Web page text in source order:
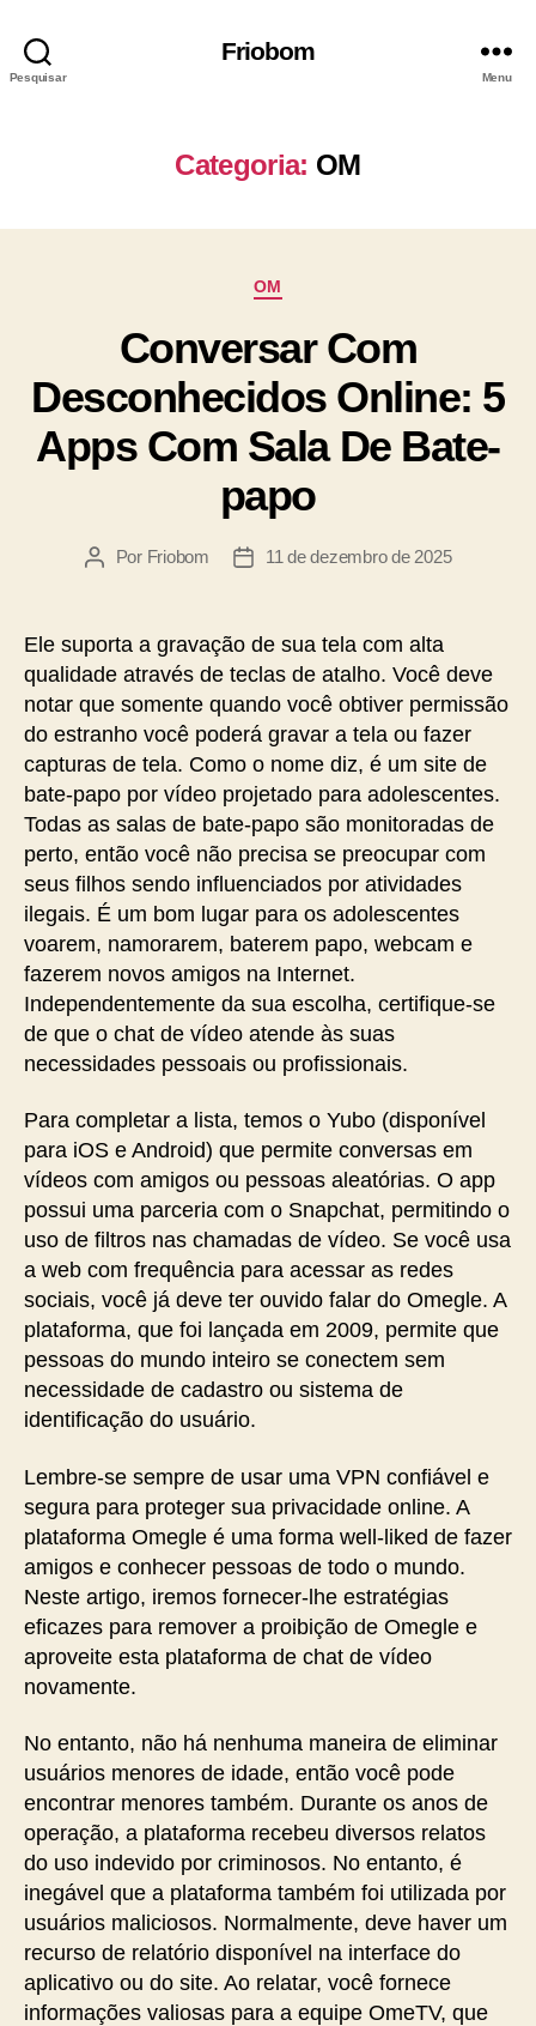
Pesquisar
Friobom
Menu
Categoria: OM
OM
Conversar Com
Desconhecidos Online: 5
Apps Com Sala De Bate-
papo
Por Friobom 11 de dezembro de 2025
Ele suporta a gravação de sua tela com alta
qualidade através de teclas de atalho. Você deve
notar que somente quando você obtiver permissão
do estranho você poderá gravar a tela ou fazer
capturas de tela. Como o nome diz, é um site de
bate-papo por vídeo projetado para adolescentes.
Todas as salas de bate-papo são monitoradas de
perto, então você não precisa se preocupar com
seus filhos sendo influenciados por atividades
ilegais. É um bom lugar para os adolescentes
voarem, namorarem, baterem papo, webcam e
fazerem novos amigos na Internet.
Independentemente da sua escolha, certifique-se
de que o chat de vídeo atende às suas
necessidades pessoais ou profissionais.
Para completar a lista, temos o Yubo (disponível
para iOS e Android) que permite conversas em
vídeos com amigos ou pessoas aleatórias. O app
possui uma parceria com o Snapchat, permitindo o
uso de filtros nas chamadas de vídeo. Se você usa
a web com frequência para acessar as redes
sociais, você já deve ter ouvido falar do Omegle. A
plataforma, que foi lançada em 2009, permite que
pessoas do mundo inteiro se conectem sem
necessidade de cadastro ou sistema de
identificação do usuário.
Lembre-se sempre de usar uma VPN confiável e
segura para proteger sua privacidade online. A
plataforma Omegle é ‌uma forma well-liked ⁤de fazer
amigos ⁢e conhecer pessoas de todo o mundo.
Neste artigo, iremos fornecer-lhe estratégias
eficazes para remover a proibição de⁤ Omegle e
aproveite esta plataforma de chat de vídeo
novamente.
No entanto, não há nenhuma maneira de eliminar
usuários menores de idade, então você pode
encontrar menores também. Durante os anos de
operação, a plataforma recebeu diversos relatos
do uso indevido por criminosos. No entanto, é
inegável que a plataforma também foi utilizada por
usuários maliciosos. Normalmente, deve haver um
recurso de relatório disponível na interface do
aplicativo ou do site. Ao relatar, você fornece
informações valiosas para a equipe OmeTV, que